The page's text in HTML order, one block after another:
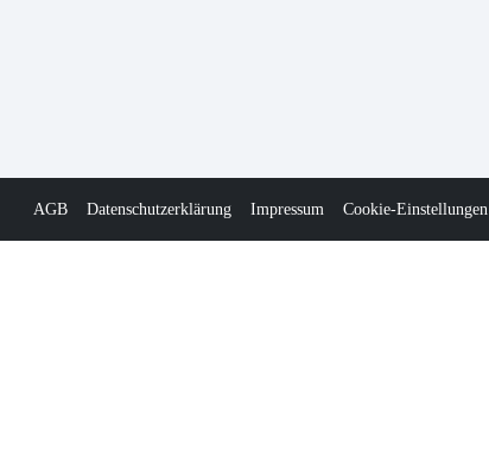
AGB Datenschutzerklärung Impressum Cookie-Einstellungen